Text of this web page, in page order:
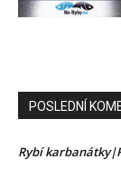
POSLEDNÍ
Rybí